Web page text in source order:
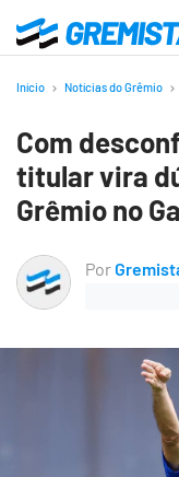
para
principal
Gremistas
Início Notícias do Grêmio
Com
titular vira
Grêmio no
Por